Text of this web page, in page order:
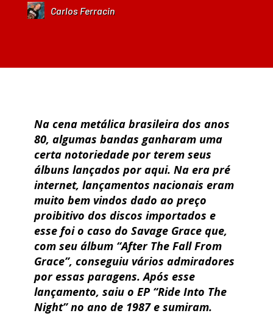
Carlos Ferracin
Na cena metálica brasileira dos anos
80, algumas bandas ganharam uma
certa notoriedade por terem seus
álbuns lançados por aqui. Na era pré
internet, lançamentos nacionais eram
muito bem vindos dado ao preço
proibitivo dos discos importados e
esse foi o caso do Savage Grace que,
com seu álbum “After The Fall From
Grace”, conseguiu vários admiradores
por essas paragens. Após esse
lançamento, saiu o EP “Ride Into The
Night”no ano de 1987 e sumiram.